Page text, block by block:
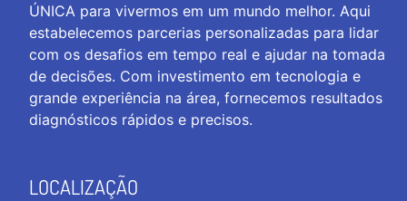
ÚNICA para vivermos em um mundo melhor. Aqui
estabelecemos parcerias personalizadas para lidar
com os desafios em tempo real e ajudar na tomada
de decisões. Com investimento em tecnologia e
grande experiência na área, fornecemos resultados
diagnósticos rápidos e precisos.
LOCALIZAÇÃO